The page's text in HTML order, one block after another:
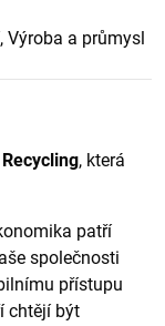
Výroba a průmysl
, která
patří
společnosti
přístupu
chtějí být